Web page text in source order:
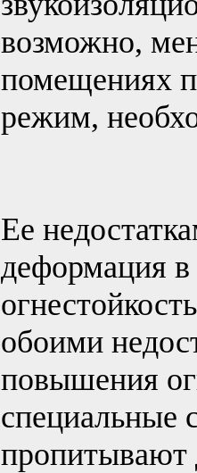
возможно,
помещениях
режим,
Ее
деформация в
обоими
повышения
специальные
пропитывают